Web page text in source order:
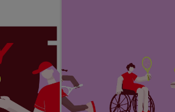
Tournois nationaux